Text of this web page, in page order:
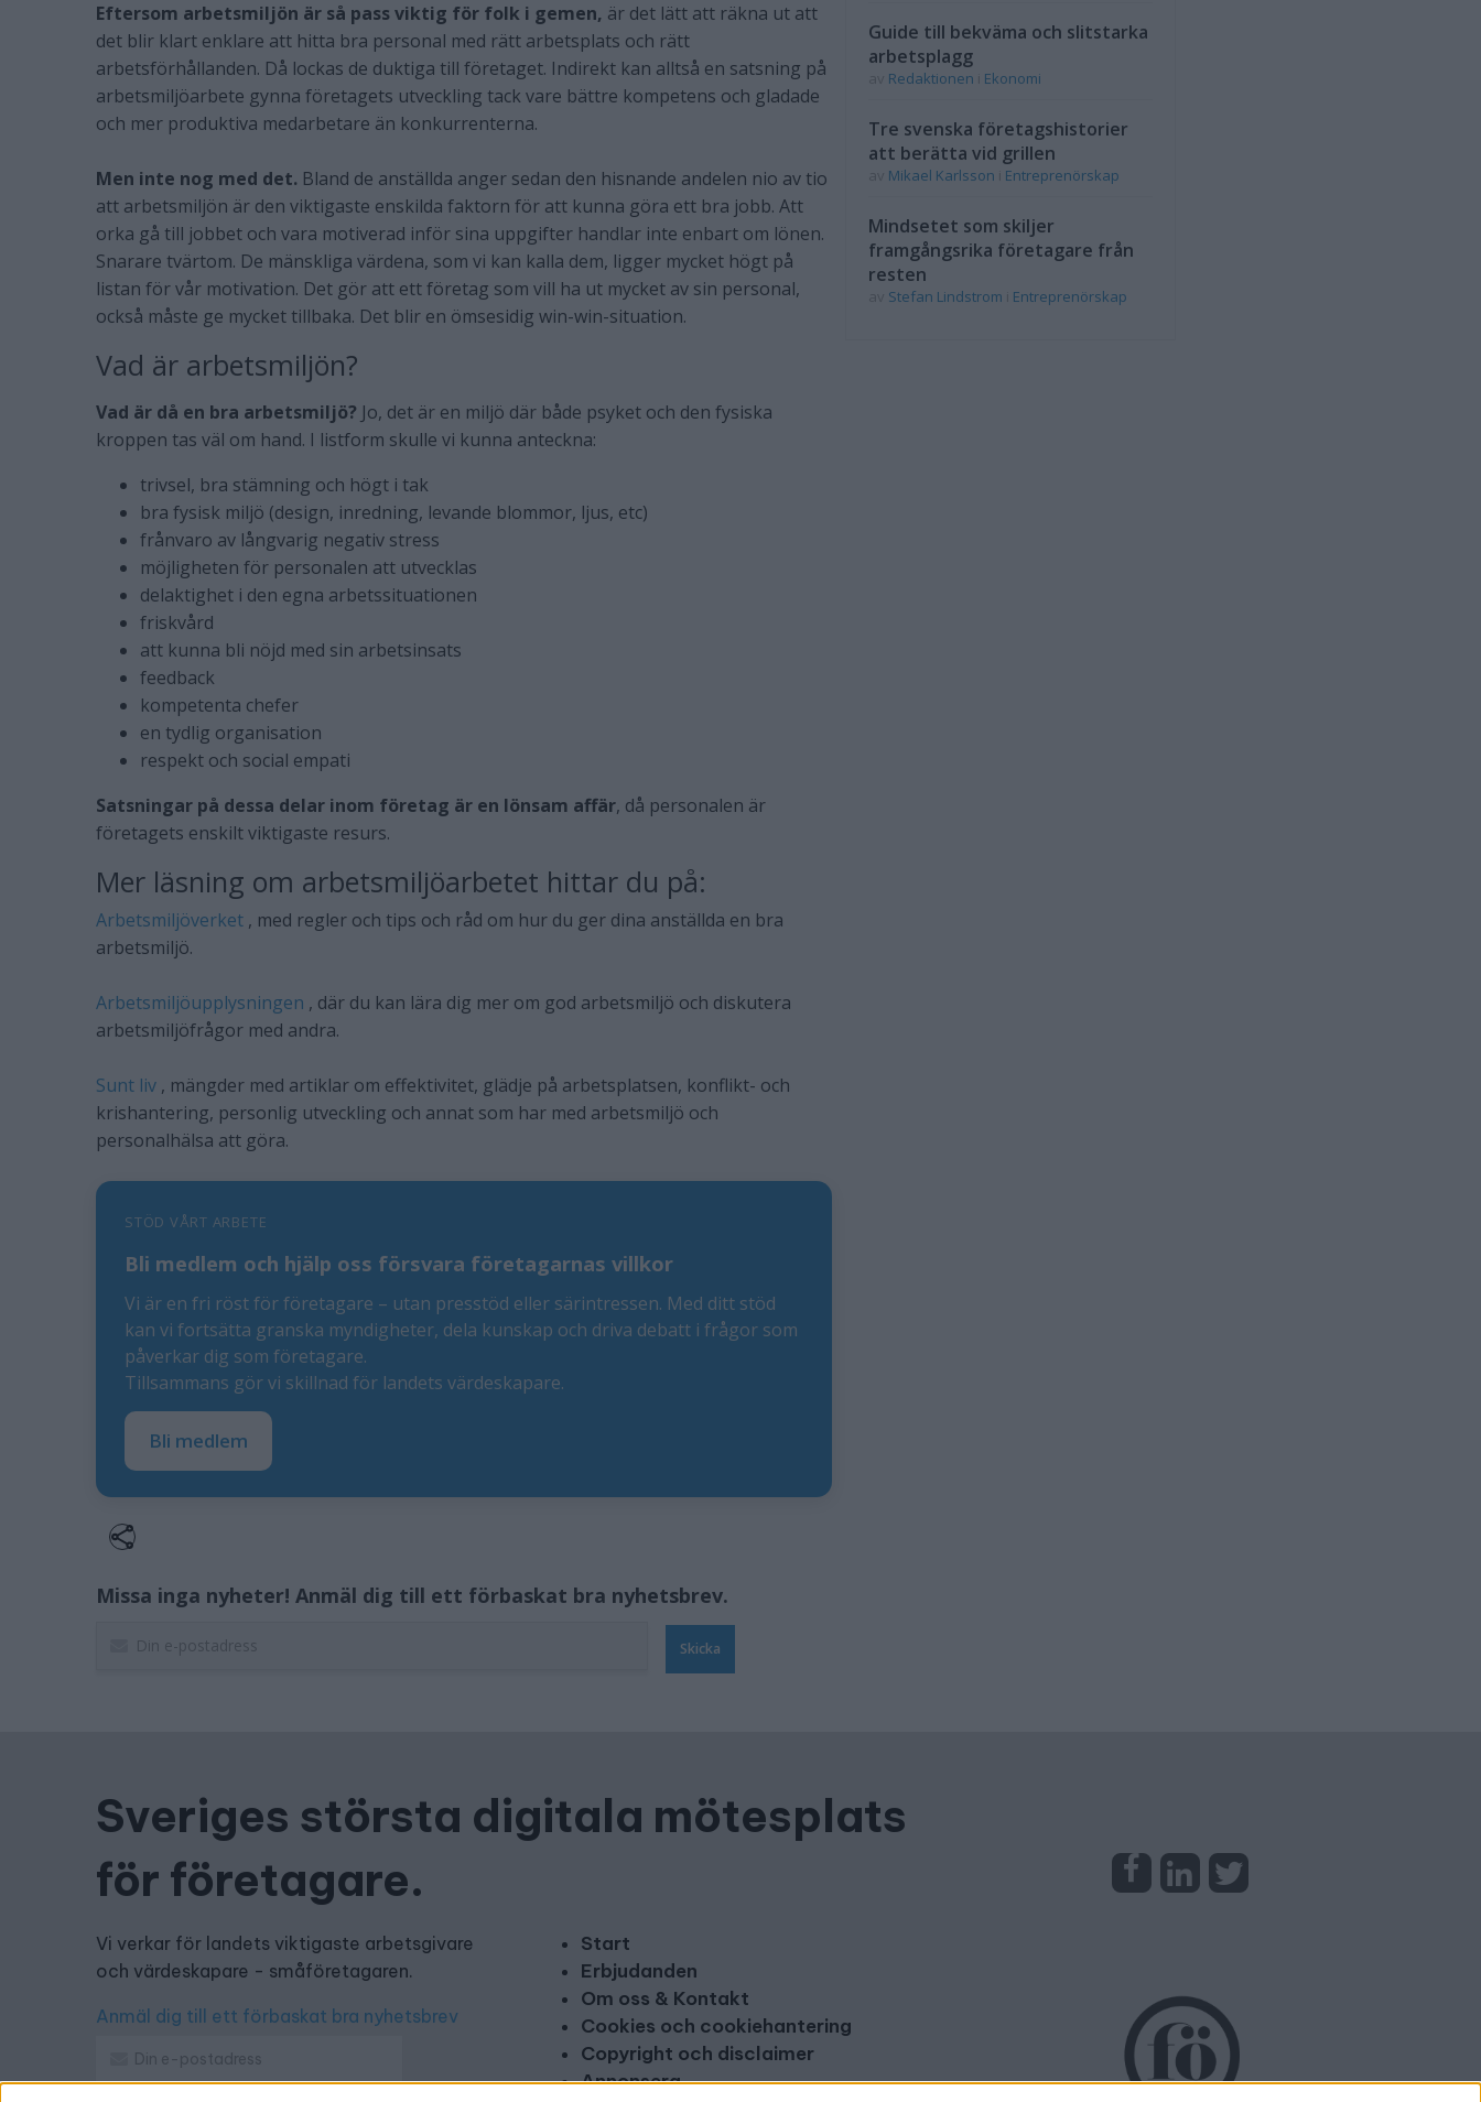
Eftersom arbetsmiljön är så pass viktig för folk i gemen, är det lätt att räkna ut att
det blir klart enklare att hitta bra personal med rätt arbetsplats och rätt
arbetsförhållanden. Då lockas de duktiga till företaget. Indirekt kan alltså en satsning på
arbetsmiljöarbete gynna företagets utveckling tack vare bättre kompetens och gladade
och mer produktiva medarbetare än konkurrenterna.
Men inte nog med det. Bland de anställda anger sedan den hisnande andelen nio av tio
att arbetsmiljön är den viktigaste enskilda faktorn för att kunna göra ett bra jobb. Att
orka gå till jobbet och vara motiverad inför sina uppgifter handlar inte enbart om lönen.
Snarare tvärtom. De mänskliga värdena, som vi kan kalla dem, ligger mycket högt på
listan för vår motivation. Det gör att ett företag som vill ha ut mycket av sin personal,
också måste ge mycket tillbaka. Det blir en ömsesidig win-win-situation.
Vad är arbetsmiljön?
Vad är då en bra arbetsmiljö? Jo, det är en miljö där både psyket och den fysiska
kroppen tas väl om hand. I listform skulle vi kunna anteckna:
trivsel, bra stämning och högt i tak
bra fysisk miljö (design, inredning, levande blommor, ljus, etc)
frånvaro av långvarig negativ stress
möjligheten för personalen att utvecklas
delaktighet i den egna arbetssituationen
friskvård
att kunna bli nöjd med sin arbetsinsats
feedback
kompetenta chefer
en tydlig organisation
respekt och social empati
Satsningar på dessa delar inom företag är en lönsam affär, då personalen är
företagets enskilt viktigaste resurs.
Mer läsning om arbetsmiljöarbetet hittar du på:
Arbetsmiljöverket , med regler och tips och råd om hur du ger dina anställda en bra
arbetsmiljö.
Arbetsmiljöupplysningen , där du kan lära dig mer om god arbetsmiljö och diskutera
arbetsmiljöfrågor med andra.
Sunt liv , mängder med artiklar om effektivitet, glädje på arbetsplatsen, konflikt- och
krishantering, personlig utveckling och annat som har med arbetsmiljö och
personalhälsa att göra.
STÖD VÅRT ARBETE
Bli medlem och hjälp oss försvara företagarnas villkor
Vi är en fri röst för företagare – utan presstöd eller särintressen. Med ditt stöd
kan vi fortsätta granska myndigheter, dela kunskap och driva debatt i frågor som
påverkar dig som företagare.
Tillsammans gör vi skillnad för landets värdeskapare.
Bli medlem
Missa inga nyheter! Anmäl dig till ett förbaskat bra nyhetsbrev.
Skicka
Guide till bekväma och slitstarka
arbetsplagg
Redaktionen Ekonomi
Tre svenska företagshistorier
att berätta vid grillen
Mikael Karlsson Entreprenörskap
Mindsetet som skiljer
framgångsrika företagare från
resten
Stefan Lindstrom Entreprenörskap
Sveriges största digitala mötesplats
för företagare.
Vi verkar för landets viktigaste arbetsgivare
och värdeskapare - småföretagaren.
Anmäl dig till ett förbaskat bra nyhetsbrev
Start
Erbjudanden
Om oss & Kontakt
Cookies och cookiehantering
Copyright och disclaimer
Annonsera